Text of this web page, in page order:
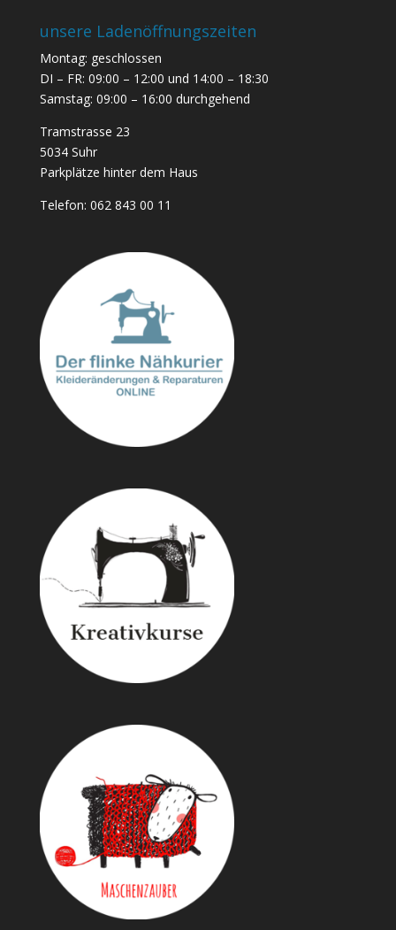
unsere Ladenöffnungszeiten
Montag: geschlossen
DI – FR: 09:00 – 12:00 und 14:00 – 18:30
Samstag: 09:00 – 16:00 durchgehend
Tramstrasse 23
5034 Suhr
Parkplätze hinter dem Haus
Telefon: 062 843 00 11